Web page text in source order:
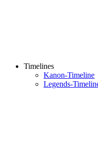
Timelines
Kanon-Timeline
Legends-